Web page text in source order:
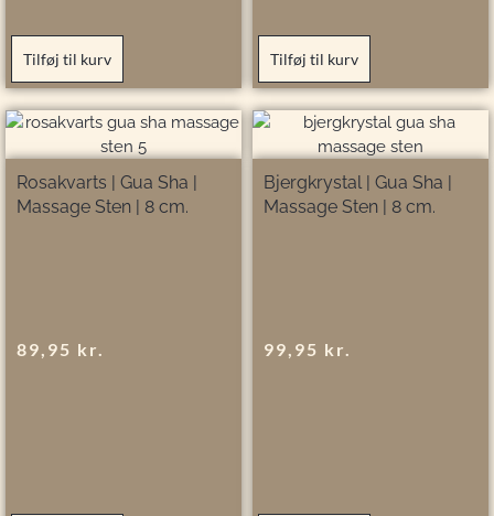
Tilføj til kurv Tilføj til kurv
Rosakvarts | Gua Sha |
Massage Sten | 8 cm.
89,95 kr.
Bjergkrystal | Gua Sha |
Massage Sten | 8 cm.
99,95 kr.